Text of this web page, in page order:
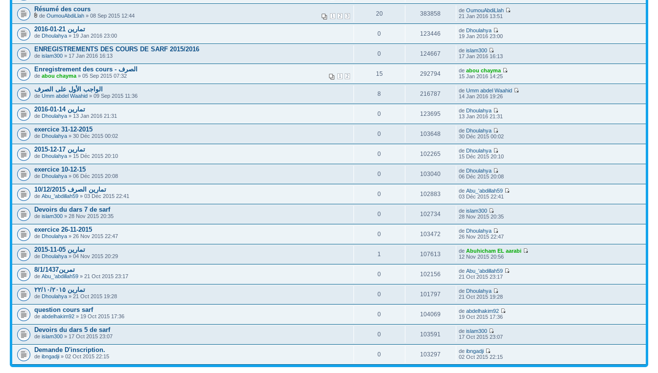
Résumé des cours
1 2 3
de OumouAbdiLlah » 08 Sep 2015 12:44 20 383858 deOumouAbdiLlah
21 Jan 2016 13:51
تمارين 21-01-2016
de Dhoulahya » 19 Jan 2016 23:00 0 123446 de Dhoulahya
19 Jan 2016 23:00
ENREGISTREMENTS DES COURS DE SARF 2015/2016
de islam300 » 17 Jan 2016 16:13 0 124667 deislam300
17 Jan 2016 16:13
Enregistrement des cours - الصرف
1 2
de abou chayma » 05 Sep 2015 07:32 15 292794 deabou chayma
15 Jan 2016 14:25
الواجب الأول على الصرف
de Umm abdel Waahid » 09 Sep 2015 11:36 8 216787 deUmm abdel Waahid
14 Jan 2016 19:26
تمارين 14-01-2016
de Dhoulahya » 13 Jan 2016 21:31 0 123695 de Dhoulahya
13 Jan 2016 21:31
exercice 31-12-2015
de Dhoulahya » 30 Déc 2015 00:02 0 103648 de Dhoulahya
30 Déc 2015 00:02
تمارين 17-12-2015
de Dhoulahya » 15 Déc 2015 20:10 0 102265 de Dhoulahya
15 Déc 2015 20:10
exercice 10-12-15
de Dhoulahya » 06 Déc 2015 20:08 0 103040 de Dhoulahya
06 Déc 2015 20:08
تمارين الصرف 10/12/2015
de Abu_'abdillah59 » 03 Déc 2015 22:41 0 102883 deAbu_'abdillah59
03 Déc 2015 22:41
Devoirs du dars 7 de sarf
de islam300 » 28 Nov 2015 20:35 0 102734 deislam300
28 Nov 2015 20:35
exercice 26-11-2015
de Dhoulahya » 26 Nov 2015 22:47 0 103472 de Dhoulahya
26 Nov 2015 22:47
تمارين 05-11-2015
de Dhoulahya » 04 Nov 2015 20:29 1 107613 deAbuhicham EL aarabi
12 Nov 2015 20:56
تمرين8/1/1437
de Abu_'abdillah59 » 21 Oct 2015 23:17 0 102156 deAbu_'abdillah59
21 Oct 2015 23:17
تمارين ٢٢/١٠/٢٠١٥
de Dhoulahya » 21 Oct 2015 19:28 0 101797 de Dhoulahya
21 Oct 2015 19:28
question cours sarf
de abdelhakim92 » 19 Oct 2015 17:36 0 104069 deabdelhakim92
19 Oct 2015 17:36
Devoirs du dars 5 de sarf
de islam300 » 17 Oct 2015 23:07 0 103591 deislam300
17 Oct 2015 23:07
Demande D'inscription.
de ibngadji » 02 Oct 2015 22:15 0 103297 deibngadji
02 Oct 2015 22:15